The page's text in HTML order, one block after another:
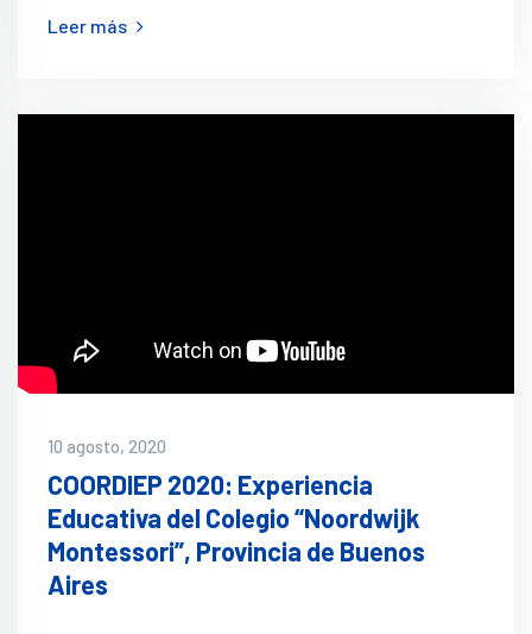
Leer más
10 agosto, 2020
COORDIEP 2020: Experiencia
Educativa del Colegio “Noordwijk
Montessori”, Provincia de Buenos
Aires